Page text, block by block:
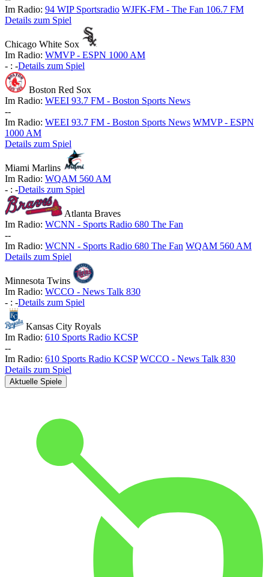
Im Radio: 94 WIP Sportsradio WJFK-FM - The Fan 106.7 FM
Details zum Spiel
Chicago White Sox
Im Radio: WMVP - ESPN 1000 AM
- : -Details zum Spiel
Boston Red Sox
Im Radio: WEEI 93.7 FM - Boston Sports News
--
Im Radio: WEEI 93.7 FM - Boston Sports News WMVP - ESPN
1000 AM
Details zum Spiel
Miami Marlins
Im Radio: WQAM 560 AM
- : -Details zum Spiel
Atlanta Braves
Im Radio: WCNN - Sports Radio 680 The Fan
--
Im Radio: WCNN - Sports Radio 680 The Fan WQAM 560 AM
Details zum Spiel
Minnesota Twins
Im Radio: WCCO - News Talk 830
- : -Details zum Spiel
Kansas City Royals
Im Radio: 610 Sports Radio KCSP
--
Im Radio: 610 Sports Radio KCSP WCCO - News Talk 830
Details zum Spiel
Aktuelle Spiele